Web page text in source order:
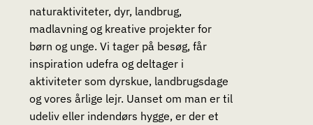
naturaktiviteter, dyr, landbrug,
madlavning og kreative projekter for
børn og unge. Vi tager på besøg, får
inspiration udefra og deltager i
aktiviteter som dyrskue, landbrugsdage
og vores årlige lejr. Uanset om man er til
udeliv eller indendørs hygge, er der et